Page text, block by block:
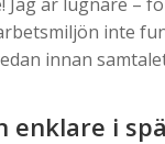
inte
innan
enklare i